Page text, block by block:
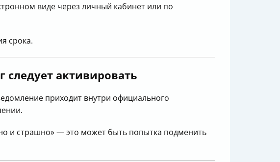
виде через личный кабинет или по
срока.
активировать
приходит внутри официального
и страшно» — это может быть попытка подменить